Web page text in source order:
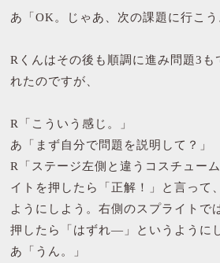
あ「OK。じゃあ、次の課題に行こう
Rくんはその後も順調に進み問題3も
れたのですが、
R「こういう感じ。」
あ「まず自分で問題を説明して？」
R「ステージ左側と違うコスチュー
イトを押したら「正解！」と言って
ようにしよう。右側のスプライトで
押したら「はずれ―」というように
あ「うん。」